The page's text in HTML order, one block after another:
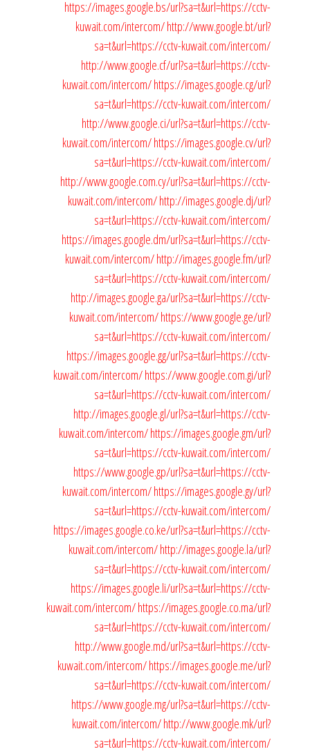
https://images.google.bs/url?sa=t&url=https://cctv-
kuwait.com/intercom/http://www.google.bt/url?
sa=t&url=https://cctv-kuwait.com/intercom/
http://www.google.cf/url?sa=t&url=https://cctv-
kuwait.com/intercom/https://images.google.cg/url?
sa=t&url=https://cctv-kuwait.com/intercom/
http://www.google.ci/url?sa=t&url=https://cctv-
kuwait.com/intercom/https://images.google.cv/url?
sa=t&url=https://cctv-kuwait.com/intercom/
http://www.google.com.cy/url?sa=t&url=https://cctv-
kuwait.com/intercom/http://images.google.dj/url?
sa=t&url=https://cctv-kuwait.com/intercom/
https://images.google.dm/url?sa=t&url=https://cctv-
kuwait.com/intercom/http://images.google.fm/url?
sa=t&url=https://cctv-kuwait.com/intercom/
http://images.google.ga/url?sa=t&url=https://cctv-
kuwait.com/intercom/https://www.google.ge/url?
sa=t&url=https://cctv-kuwait.com/intercom/
https://images.google.gg/url?sa=t&url=https://cctv-
kuwait.com/intercom/https://www.google.com.gi/url?
sa=t&url=https://cctv-kuwait.com/intercom/
http://images.google.gl/url?sa=t&url=https://cctv-
kuwait.com/intercom/https://images.google.gm/url?
sa=t&url=https://cctv-kuwait.com/intercom/
https://www.google.gp/url?sa=t&url=https://cctv-
kuwait.com/intercom/https://images.google.gy/url?
sa=t&url=https://cctv-kuwait.com/intercom/
https://images.google.co.ke/url?sa=t&url=https://cctv-
kuwait.com/intercom/http://images.google.la/url?
sa=t&url=https://cctv-kuwait.com/intercom/
https://images.google.li/url?sa=t&url=https://cctv-
kuwait.com/intercom/https://images.google.co.ma/url?
sa=t&url=https://cctv-kuwait.com/intercom/
http://www.google.md/url?sa=t&url=https://cctv-
kuwait.com/intercom/https://images.google.me/url?
sa=t&url=https://cctv-kuwait.com/intercom/
https://www.google.mg/url?sa=t&url=https://cctv-
kuwait.com/intercom/http://www.google.mk/url?
sa=t&url=https://cctv-kuwait.com/intercom/